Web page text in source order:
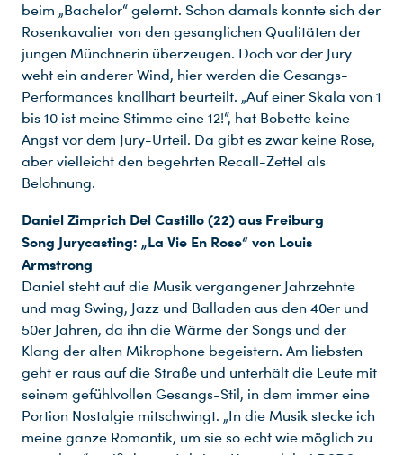
beim „Bachelor“ gelernt. Schon damals konnte sich der
Rosenkavalier von den gesanglichen Qualitäten der
jungen Münchnerin überzeugen. Doch vor der Jury
weht ein anderer Wind, hier werden die Gesangs-
Performances knallhart beurteilt. „Auf einer Skala von 1
bis 10 ist meine Stimme eine 12!“, hat Bobette keine
Angst vor dem Jury-Urteil. Da gibt es zwar keine Rose,
aber vielleicht den begehrten Recall-Zettel als
Belohnung.
Daniel Zimprich Del Castillo (22) aus Freiburg
Song Jurycasting: „La Vie En Rose“ von Louis
Armstrong
Daniel steht auf die Musik vergangener Jahrzehnte
und mag Swing, Jazz und Balladen aus den 40er und
50er Jahren, da ihn die Wärme der Songs und der
Klang der alten Mikrophone begeistern. Am liebsten
geht er raus auf die Straße und unterhält die Leute mit
seinem gefühlvollen Gesangs-Stil, in dem immer eine
Portion Nostalgie mitschwingt. „In die Musik stecke ich
meine ganze Romantik, um sie so echt wie möglich zu